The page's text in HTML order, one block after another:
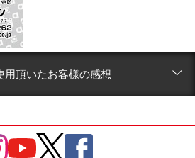
用頂いたお客様の感想